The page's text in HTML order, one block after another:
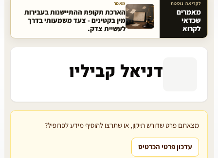
מאמרים קשורים באתר
לקריאה נוספת
מאמרים
שכדאי
לקרוא
מאמר
הארכת תקופת ההתיישנות בעבירות
מין בקטינים - צעד משמעותי בדרך
לעשיית צדק.
דניאל קביליו
מצאתם פרט שדורש תיקון, או שתרצו להוסיף מידע לפרופיל?
עדכון פרטי הכרטיס